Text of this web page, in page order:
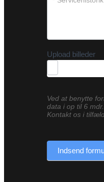
Upload billeder
Ved at benytte
data i op til 6 mdr.
Kontakt os i
Indsend